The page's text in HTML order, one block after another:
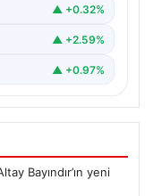
▲ +0.32%
▲ +2.59%
▲ +0.97%
Bayındır’ın yeni